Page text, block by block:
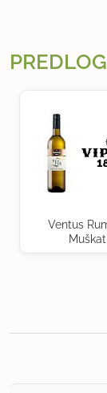
Ventus
Muškat